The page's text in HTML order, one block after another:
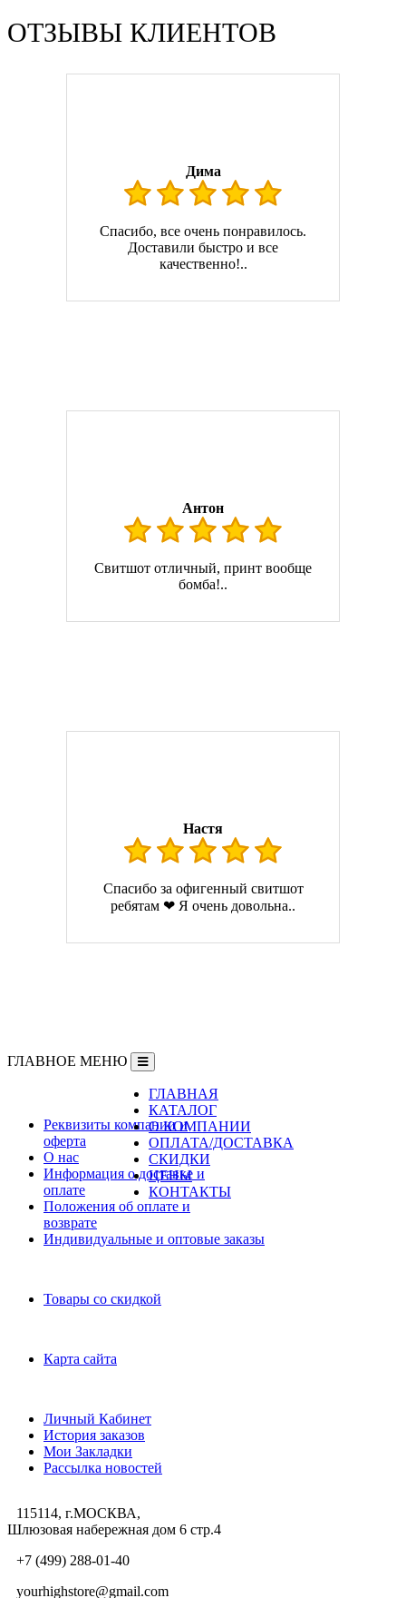
ОТЗЫВЫ КЛИЕНТОВ
Дима
Спасибо, все очень понравилось.
Доставили быстро и все
качественно!..
Антон
Свитшот отличный, принт вообще
бомба!..
Настя
Спасибо за офигенный свитшот
ребятам ❤ Я очень довольна..
ГЛАВНОЕ МЕНЮ
ГЛАВНАЯ
КАТАЛОГ
О КОМПАНИИ
ОПЛАТА/ДОСТАВКА
СКИДКИ
ЦЕНЫ
КОНТАКТЫ
Реквизиты компании и
оферта
О нас
Информация о доставке и
оплате
Положения об оплате и
возврате
Индивидуальные и оптовые заказы
Товары со скидкой
Карта сайта
Личный Кабинет
История заказов
Мои Закладки
Рассылка новостей
115114, г.МОСКВА,
Шлюзовая набережная дом 6 стр.4
+7 (499) 288-01-40
yourhighstore@gmail.com